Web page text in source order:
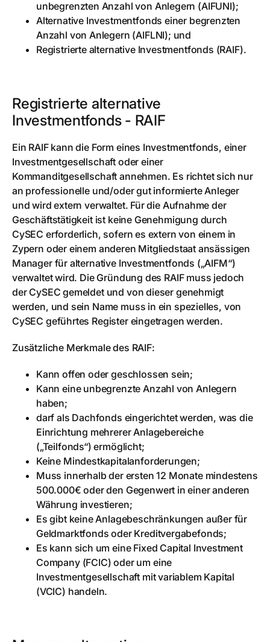
unbegrenzten Anzahl von Anlegern (AIFUNI);
Alternative Investmentfonds einer begrenzten
Anzahl von Anlegern (AIFLNI); und
Registrierte alternative Investmentfonds (RAIF).
Registrierte alternative
Investmentfonds - RAIF
Ein RAIF kann die Form eines Investmentfonds, einer
Investmentgesellschaft oder einer
Kommanditgesellschaft annehmen. Es richtet sich nur
an professionelle und/oder gut informierte Anleger
und wird extern verwaltet. Für die Aufnahme der
Geschäftstätigkeit ist keine Genehmigung durch
CySEC erforderlich, sofern es extern von einem in
Zypern oder einem anderen Mitgliedstaat ansässigen
Manager für alternative Investmentfonds („AIFM“)
verwaltet wird. Die Gründung des RAIF muss jedoch
der CySEC gemeldet und von dieser genehmigt
werden, und sein Name muss in ein spezielles, von
CySEC geführtes Register eingetragen werden.
Zusätzliche Merkmale des RAIF:
Kann offen oder geschlossen sein;
Kann eine unbegrenzte Anzahl von Anlegern
haben;
darf als Dachfonds eingerichtet werden, was die
Einrichtung mehrerer Anlagebereiche
(„Teilfonds“) ermöglicht;
Keine Mindestkapitalanforderungen;
Muss innerhalb der ersten 12 Monate mindestens
500.000€ oder den Gegenwert in einer anderen
Währung investieren;
Es gibt keine Anlagebeschränkungen außer für
Geldmarktfonds oder Kreditvergabefonds;
Es kann sich um eine Fixed Capital Investment
Company (FCIC) oder um eine
Investmentgesellschaft mit variablem Kapital
(VCIC) handeln.